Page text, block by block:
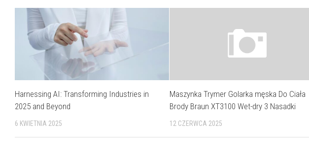
Harnessing AI: Transforming Industries in
2025 and Beyond
6 KWIETNIA 2025
Maszynka Trymer Golarka męska Do Ciała
Brody Braun XT3100 Wet-dry 3 Nasadki
12 CZERWCA 2025